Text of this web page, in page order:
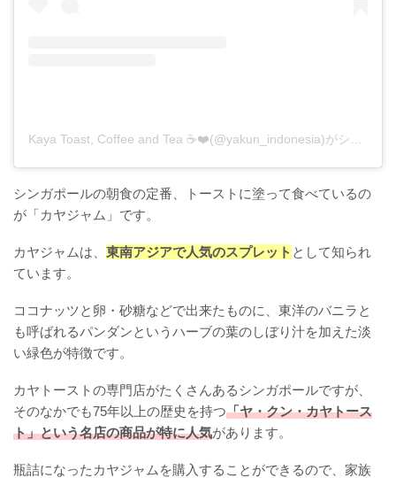
シンガポールの朝食の定番、トーストに塗って食べているの
が「カヤジャム」です。
カヤジャムは、 東南アジアで人気のスプレット として知られ
ています。
ココナッツと卵・砂糖などで出来たものに、東洋のバニラと
も呼ばれるパンダンというハーブの葉のしぼり汁を加えた淡
い緑色が特徴です。
カヤトーストの専門店がたくさんあるシンガポールですが、
そのなかでも75年以上の歴史を持つ「ヤ・クン・カヤトース
ト」という名店の商品が特に人気があります。
瓶詰になったカヤジャムを購入することができるので、家族